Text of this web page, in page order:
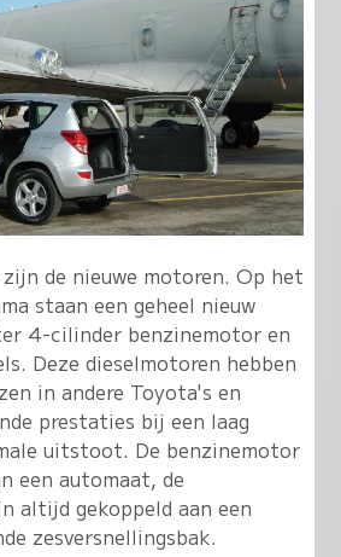
de nieuwe motoren. Op het
staan een geheel nieuw
4-cilinder benzinemotor en
Deze dieselmotoren hebben
in andere Toyota's en
prestaties bij een laag
uitstoot. De benzinemotor
een automaat, de
altijd gekoppeld aan een
zesversnellingsbak.